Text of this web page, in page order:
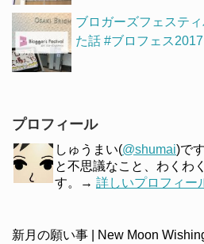
ブロガーズフェステ
た話 #ブロフェス2017
プロフィール
しゅうまい(@shumai)で
と不思議なこと、わくわ
す。→ 詳しいプロフィー
新月の願い事 | New Moon